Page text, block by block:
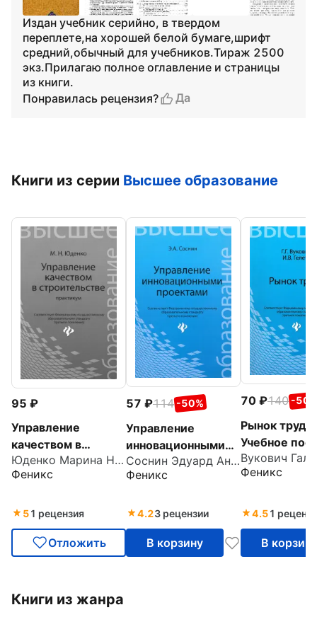
Издан учебник серийно, в твердом
переплете,на хорошей белой бумаге,шрифт
средний,обычный для учебников.Тираж 2500
экз.Прилагаю полное оглавление и страницы
из книги.
Понравилась рецензия?
Да
Книги из серии Высшее образование
95
Управление
качеством в
строительстве.
Практикум
Юденко Марина Николаевна
Феникс
51 рецензия
Отложить
57 114 -50%
Управление
инновационными
проектами.
Учебное пособие
Соснин Эдуард Анатольевич
Феникс
4.23 рецензии
В корзину
70 140 -
Рынок труда.
Учебное
Феникс
4.51
В корзину
Книги из жанра